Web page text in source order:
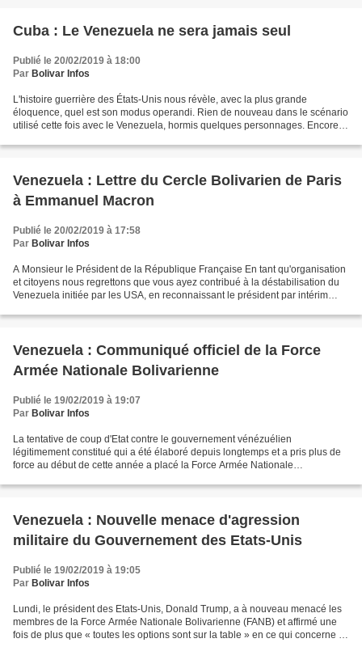
Cuba : Le Venezuela ne sera jamais seul
Publié le 20/02/2019 à 18:00
Par Bolivar Infos
L'histoire guerrière des États-Unis nous révèle, avec la plus grande
éloquence, quel est son modus operandi. Rien de nouveau dans le scénario
utilisé cette fois avec le Venezuela, hormis quelques personnages. Encore
Venezuela : Lettre du Cercle Bolivarien de Paris
à Emmanuel Macron
Publié le 20/02/2019 à 17:58
Par Bolivar Infos
A Monsieur le Président de la République Française En tant qu'organisation
et citoyens nous regrettons que vous ayez contribué à la déstabilisation du
Venezuela initiée par les USA, en reconnaissant le président par intérim
Venezuela : Communiqué officiel de la Force
Armée Nationale Bolivarienne
Publié le 19/02/2019 à 19:07
Par Bolivar Infos
La tentative de coup d'Etat contre le gouvernement vénézuélien
légitimement constitué qui a été élaboré depuis longtemps et a pris plus de
force au début de cette année a placé la Force Armée Nationale
Venezuela : Nouvelle menace d'agression
militaire du Gouvernement des Etats-Unis
Publié le 19/02/2019 à 19:05
Par Bolivar Infos
Lundi, le président des Etats-Unis, Donald Trump, a à nouveau menacé les
membres de la Force Armée Nationale Bolivarienne (FANB) et affirmé une
fois de plus que « toutes les options sont sur la table » en ce qui concerne la